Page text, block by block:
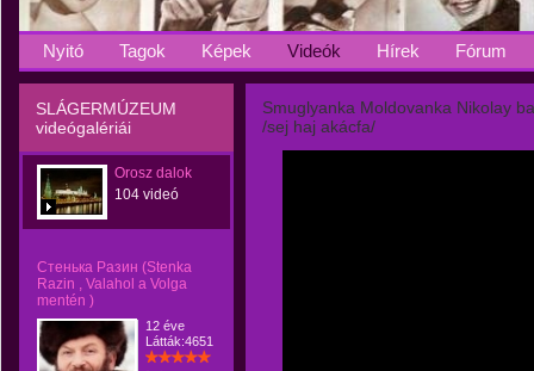
Nyitó Tagok Képek Videók Hírek Fórum
SLÁGERMÚZEUM
videógalériái
Orosz dalok
104 videó
Cтенька Pазин (Stenka
Razin , Valahol a Volga
mentén )
12 éve
Látták:4651
Smuglyanka Moldovanka Nikolay
/sej haj akácfa/